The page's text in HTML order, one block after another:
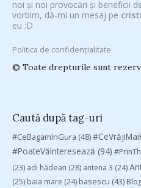
noi și noi provocări și beneficii
vorbim, dă-mi un mesaj pe
eu :D
Politica de confidențialitate
© Toate drepturile sunt
Caută după tag-uri
#CeBagamInGura (48)
#PoateVăInteresează (94)
(23) adi hădean (28) antena 3 (24)
(25) baia mare (24) basescu (43)